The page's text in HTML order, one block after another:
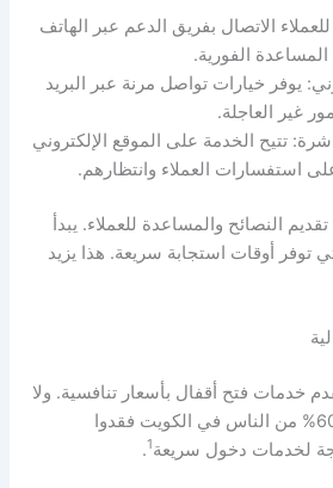
الاتصال بفريق الدعم عبر الهاتف
الفورية.
يوفر خيارات تواصل مرنة عبر البريد
غير العاجلة.
تتيح الخدمة على الموقع الإلكتروني
استفسارات العملاء وانتظارهم.
النصائح والمساعدة للعملاء. يبدأ
توفر أوقات استجابة سريعة. هذا يزيد
خدمات فتح أقفال بأسعار تنافسية. ولا
تقلل عن جودة الخدمة. 60% من الناس في الكويت فقدوا
لخدمات دخول سريعة1
.